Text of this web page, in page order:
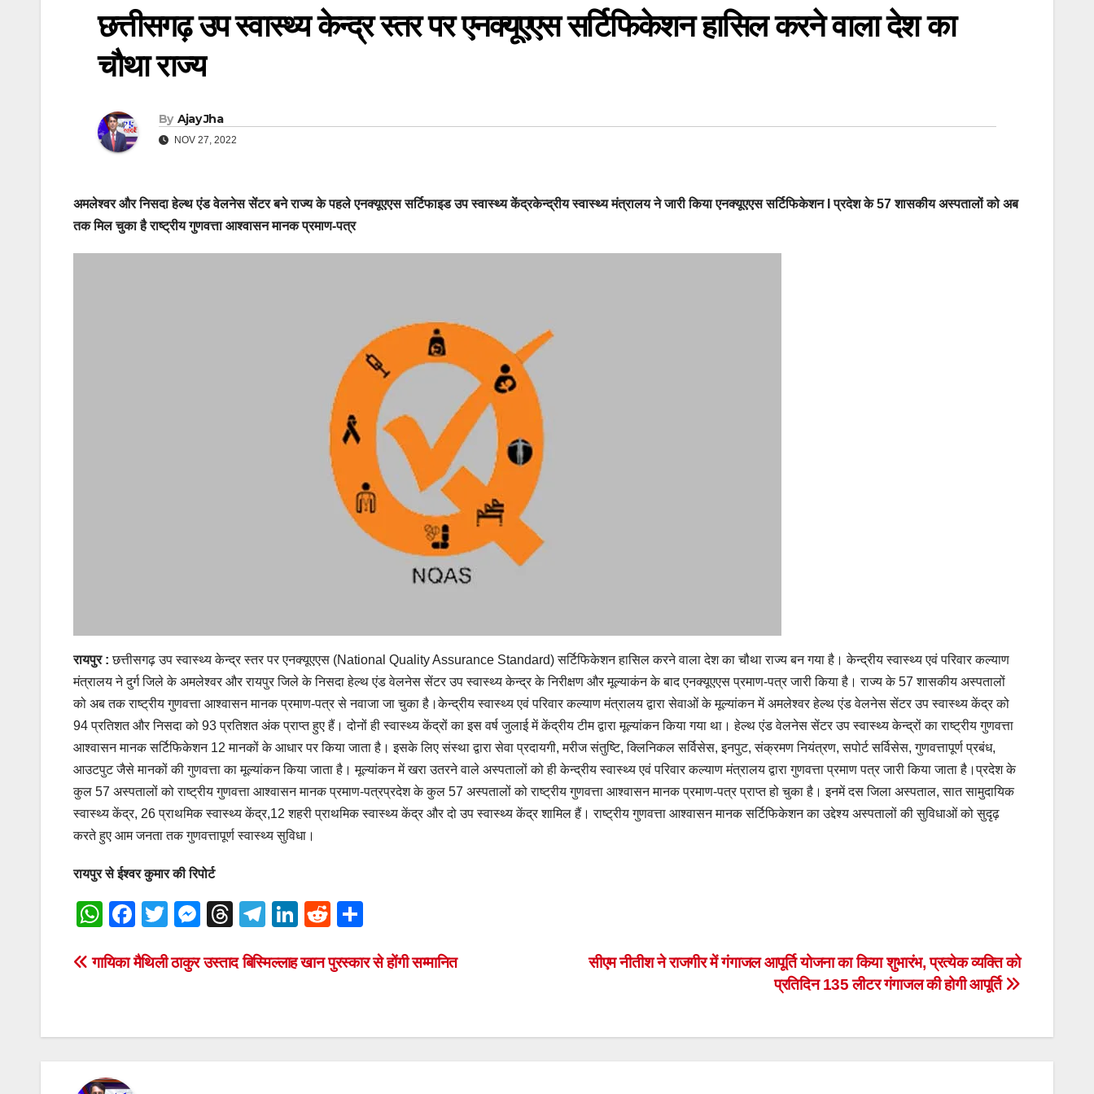
छत्तीसगढ़ उप स्वास्थ्य केन्द्र स्तर पर एनक्यूएएस सर्टिफिकेशन हासिल करने वाला देश का
चौथा राज्य
By Ajay Jha
NOV 27, 2022
अमलेश्वर और निसदा हेल्थ एंड वेलनेस सेंटर बने राज्य के पहले एनक्यूएएस सर्टिफाइड उप स्वास्थ्य केंद्रकेन्द्रीय स्वास्थ्य मंत्रालय ने जारी किया एनक्यूएएस सर्टिफिकेशन I प्रदेश के 57 शासकीय अस्पतालों को अब
तक मिल चुका है राष्ट्रीय गुणवत्ता आश्वासन मानक प्रमाण-पत्र
रायपुर :छत्तीसगढ़ उप स्वास्थ्य केन्द्र स्तर पर एनक्यूएएस (National Quality Assurance Standard) सर्टिफिकेशन हासिल करने वाला देश का चौथा राज्य बन गया है। केन्द्रीय स्वास्थ्य एवं परिवार कल्याण
मंत्रालय ने दुर्ग जिले के अमलेश्वर और रायपुर जिले के निसदा हेल्थ एंड वेलनेस सेंटर उप स्वास्थ्य केन्द्र के निरीक्षण और मूल्याकंन के बाद एनक्यूएएस प्रमाण-पत्र जारी किया है। राज्य के 57 शासकीय अस्पतालों
को अब तक राष्ट्रीय गुणवत्ता आश्वासन मानक प्रमाण-पत्र से नवाजा जा चुका है।केन्द्रीय स्वास्थ्य एवं परिवार कल्याण मंत्रालय द्वारा सेवाओं के मूल्यांकन में अमलेश्वर हेल्थ एंड वेलनेस सेंटर उप स्वास्थ्य केंद्र को
94 प्रतिशत और निसदा को 93 प्रतिशत अंक प्राप्त हुए हैं। दोनों ही स्वास्थ्य केंद्रों का इस वर्ष जुलाई में केंद्रीय टीम द्वारा मूल्यांकन किया गया था। हेल्थ एंड वेलनेस सेंटर उप स्वास्थ्य केन्द्रों का राष्ट्रीय गुणवत्ता
आश्वासन मानक सर्टिफिकेशन 12 मानकों के आधार पर किया जाता है। इसके लिए संस्था द्वारा सेवा प्रदायगी, मरीज संतुष्टि, क्लिनिकल सर्विसेस, इनपुट, संक्रमण नियंत्रण, सपोर्ट सर्विसेस, गुणवत्तापूर्ण प्रबंध,
आउटपुट जैसे मानकों की गुणवत्ता का मूल्यांकन किया जाता है। मूल्यांकन में खरा उतरने वाले अस्पतालों को ही केन्द्रीय स्वास्थ्य एवं परिवार कल्याण मंत्रालय द्वारा गुणवत्ता प्रमाण पत्र जारी किया जाता है।प्रदेश के
कुल 57 अस्पतालों को राष्ट्रीय गुणवत्ता आश्वासन मानक प्रमाण-पत्रप्रदेश के कुल 57 अस्पतालों को राष्ट्रीय गुणवत्ता आश्वासन मानक प्रमाण-पत्र प्राप्त हो चुका है। इनमें दस जिला अस्पताल, सात सामुदायिक
स्वास्थ्य केंद्र, 26 प्राथमिक स्वास्थ्य केंद्र,12 शहरी प्राथमिक स्वास्थ्य केंद्र और दो उप स्वास्थ्य केंद्र शामिल हैं। राष्ट्रीय गुणवत्ता आश्वासन मानक सर्टिफिकेशन का उद्देश्य अस्पतालों की सुविधाओं को सुदृढ़
करते हुए आम जनता तक गुणवत्तापूर्ण स्वास्थ्य सुविधा।
रायपुर से ईश्वर कुमार की रिपोर्ट
W
at
p
p
F
c
o
T
tt
M
ss
g
T
e
s
T
e
m
Li
k
n
R
d
ar
Post
सीएम नीतीश ने राजगीर में गंगाजल आपूर्ति योजना का किया शुभारंभ, प्रत्येक व्यक्ति को
प्रतिदिन 135 लीटर गंगाजल की होगी आपूर्ति
गायिका मैथिली ठाकुर उस्ताद बिस्मिल्लाह खान पुरस्कार से होंगी सम्मानित